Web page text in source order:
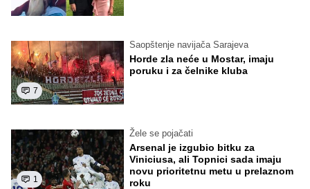
7
Saopštenje navijača Sarajeva
Horde zla neće u Mostar, imaju
poruku i za čelnike kluba
1
Žele se pojačati
Arsenal je izgubio bitku za
Viniciusa, ali Topnici sada imaju
novu prioritetnu metu u prelaznom
roku